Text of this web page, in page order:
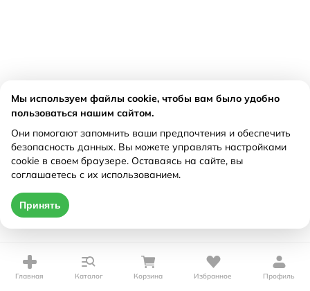
Главная Каталог Корзина Избранное Профиль
Мы используем файлы cookie, чтобы вам было удобно
пользоваться нашим сайтом.
Они помогают запомнить ваши предпочтения и обеспечить
безопасность данных. Вы можете управлять настройками
cookie в своем браузере. Оставаясь на сайте, вы
соглашаетесь с их использованием.
Принять